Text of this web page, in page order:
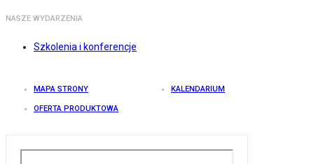
NASZE WYDARZENIA
Szkolenia i konferencje
MAPA STRONY KALENDARIUM
OFERTA PRODUKTOWA